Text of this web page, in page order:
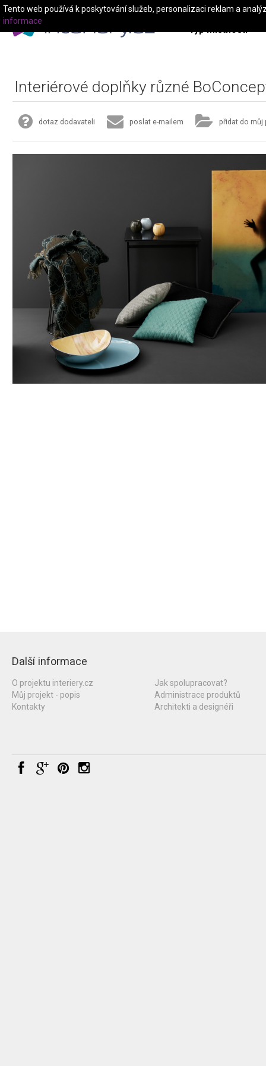
Typ místnosti
Interiérové doplňky různé
dotaz dodavateli poslat e-mailem přidat do můj
Další informace
O projektu interiery.cz
Můj projekt - popis
Kontakty
Jak spolupracovat?
Administrace produktů
Architekti a designéři
Tento web používá k poskytování služeb, personalizaci reklam a
informace